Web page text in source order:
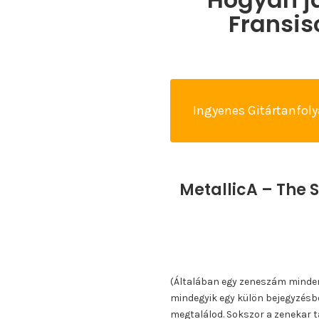
Ingyenes
MetallicA – The
(Általában egy zeneszám
mindegyik egy külön
megtalálod. Sokszor a zenekar